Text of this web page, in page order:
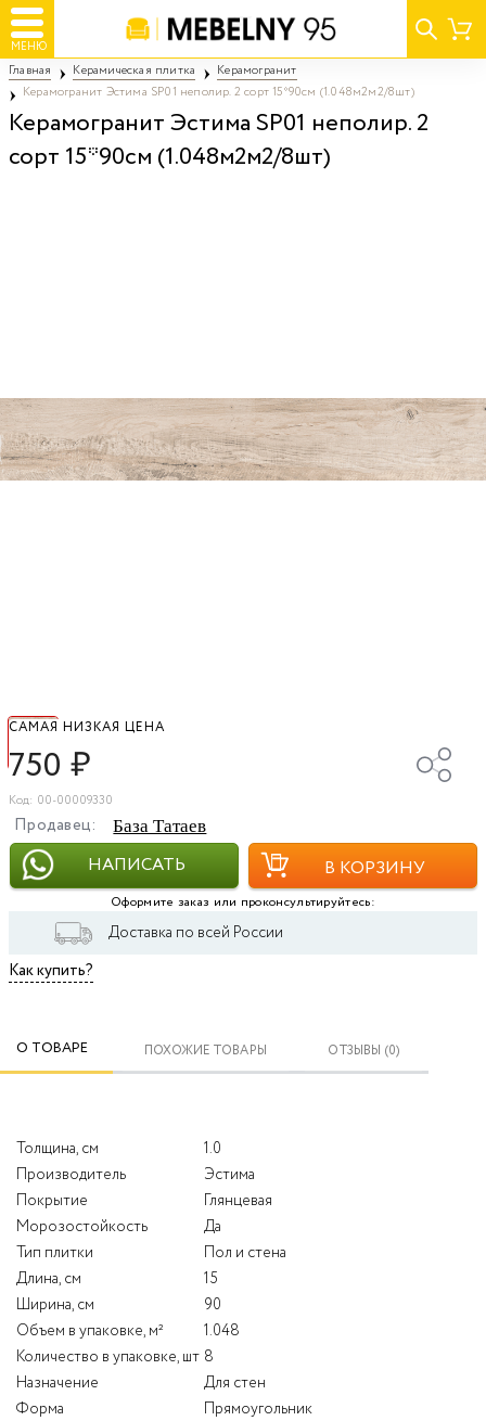
МЕНЮ
Главная Керамическая плитка
Керамогранит
Керамогранит Эстима SP01 неполир. 2 сорт 15*90см (1.048м2м2/8шт)
Керамогранит Эстима SP01 неполир. 2
сорт 15*90см (1.048м2м2/8шт)
САМАЯ НИЗКАЯ ЦЕНА
750 ₽
Код: 00-00009330
Продавец: База Татаев
НАПИСАТЬ В КОРЗИНУ
Оформите заказ или проконсультируйтесь:
Доставка по всей России
Как купить?
О ТОВАРЕ ПОХОЖИЕ ТОВАРЫ ОТЗЫВЫ (0)
Толщина, см
1.0
Производитель
Эстима
Покрытие
Глянцевая
Морозостойкость
Да
Тип плитки
Пол и стена
Длина, см
15
Ширина, см
90
Объем в упаковке, м²
1.048
Количество в упаковке, шт 8
Назначение
Для стен
Форма
Прямоугольник